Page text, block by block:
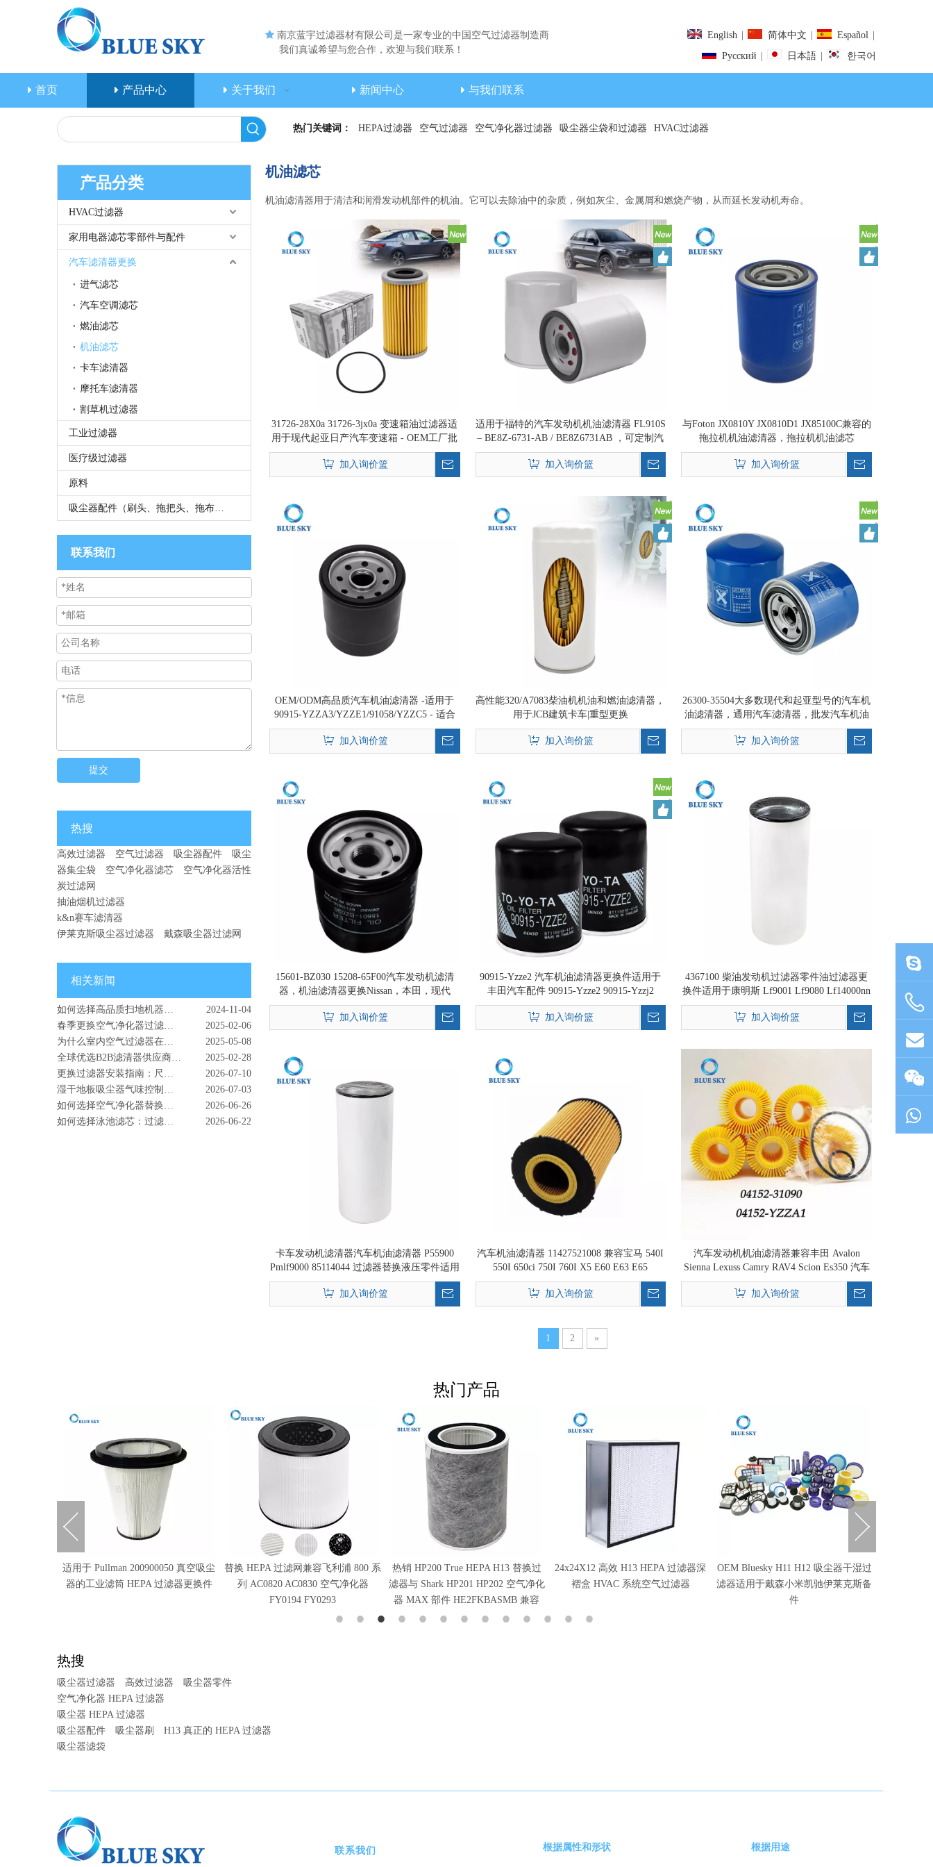
 南京蓝宇过滤器材有限公司是一家专业的中国空气过滤器制造商
我们真诚希望与您合作，欢迎与我们联系！
English 简体中文 Español
Pусский | 日本語 | 한국어
首页 产品中心 关于我们 新闻中心 与我们联系
热门关键词： HEPA过滤器 空气过滤器 空气净化器过滤器 吸尘器尘袋和过滤器 HVAC过滤器
产品分类
HVAC过滤器
家用电器滤芯零部件与配件
汽车滤清器更换
进气滤芯
汽车空调滤芯
燃油滤芯
机油滤芯
卡车滤清器
摩托车滤清器
割草机过滤器
工业过滤器
医疗级过滤器
原料
联系我们
提交
热搜
高效过滤器 空气过滤器 吸尘器配件
吸尘
器集尘袋
空气净化器滤芯
空气净化器活性
炭过滤网
抽油烟机过滤器
k&n赛车滤清器
伊莱克斯吸尘器过滤器
戴森吸尘器过滤网
相关新闻
这个季节过敏高发？这就是为什么您的空气净化器过滤器是真正的英雄
2026-03-24
如何选择高品质扫地机器人配件
2024-11-04
春季更换空气净化器过滤器的重要性
2025-02-06
为什么室内空气过滤器在尘土和授粉的户外环境中至关重要
2025-05-08
全球优选B2B滤清器供应商 - 南京蓝宇过滤器材有限公司
2025-02-28
更换过滤器安装指南：尺寸、形状、型号和安装检查
2026-07-10
湿干地板吸尘器气味控制指南：脏水箱气味、过滤器和除臭模块
2026-07-03
如何选择空气净化器替换过滤器：HEPA、活性炭、尺寸和保养指南
2026-06-26
如何选择泳池滤芯：过滤面积、尺寸、端盖和更换指南
2026-06-22
扫地机器人配件指南：主刷、边刷、过滤器和替换套件
2026-06-17
机油滤芯
机油滤清器用于清洁和润滑发动机部件的机油。它可以去除油中的杂质，例如灰尘、金属屑和燃烧产物，从而延长发动机寿命。
31726-28X0a 31726-3jx0a 变速箱油过滤器适
用于现代起亚日产汽车变速箱 - OEM工厂批
发
加入询价篮
适用于福特的汽车发动机机油滤清器 FL910S
– BE8Z-6731-AB / BE8Z6731AB ，可定制汽
车滤清器，支持滤芯批发
加入询价篮
与Foton JX0810Y JX0810D1 JX85100C兼容的
拖拉机机油滤清器，拖拉机机油滤芯
加入询价篮
OEM/ODM高品质汽车机油滤清器 -适用于
90915-YZZA3/YZZE1/91058/YZZC5 - 适合
Toyota Auris，Avensis，Aygo，Camry，
Carina，Carina，Calina，celica（OEM质量）
加入询价篮
高性能320/A7083柴油机机油和燃油滤清器，
用于JCB建筑卡车|重型更换
加入询价篮
26300-35504大多数现代和起亚型号的汽车机
油滤清器，通用汽车滤清器，批发汽车机油
滤清器
加入询价篮
15601-BZ030 15208-65F00汽车发动机滤清
器，机油滤清器更换Nissan，本田，现代
加入询价篮
90915-Yzze2 汽车机油滤清器更换件适用于
丰田汽车配件 90915-Yzze2 90915-Yzzj2
90915-10002
加入询价篮
4367100 柴油发动机过滤器零件油过滤器更
换件适用于康明斯 Lf9001 Lf9080 Lf14000nn
加入询价篮
卡车发动机滤清器汽车机油滤清器 P55900
Pmlf9000 85114044 过滤器替换液压零件适用
于康明斯 X15/Isx 发动机系统
加入询价篮
汽车机油滤清器 11427521008 兼容宝马 540I
550I 650ci 750I 760I X5 E60 E63 E65
11427527957 11427542021
加入询价篮
汽车发动机机油滤清器兼容丰田 Avalon
Sienna Lexuss Camry RAV4 Scion Es350 汽车
零件 04152-31090 全新 04152-Yzza1
加入询价篮
1 2 »
热门产品
200900050 真空吸尘
筒 HEPA 过滤器更换件
替换 HEPA 过滤网兼容飞利浦 800 系
列 AC0820 AC0830 空气净化器
热销 HP200 True HEPA H13 替换过
滤器与 Shark HP201 HP202 空气净化
器 MAX 部件 HE2FKBASMB 兼容
24x24X12 高效 H13 HEPA 过滤器深
褶盒 HVAC 系统空气过滤器
OEM Bluesky H11 H12 吸尘器干湿过
滤器适用于戴森小米凯驰伊莱克斯备
新品 HP102 替换空气净化器 H13
HEPA 过滤器与 Shark HP102 比较部
热搜
吸尘器过滤器 高效过滤器
吸尘器零件
空气净化器 HEPA 过滤器
吸尘器 HEPA 过滤器
吸尘器配件
吸尘器刷
H13 真正的 HEPA 过滤器
吸尘器滤袋
联系我们 根据属性和形状 根据用途